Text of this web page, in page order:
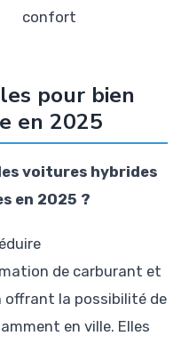
confort
pour bien
en 2025
voitures hybrides
en 2025 ?
de carburant et
offrant la possibilité de
en ville. Elles